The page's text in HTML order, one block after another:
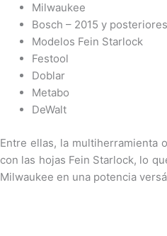
Milwaukee
Bosch – 2015 y posteriores
Modelos Fein Starlock
Festool
Doblar
Metabo
DeWalt
Entre ellas, la multiherramienta
con las hojas Fein Starlock, lo
Milwaukee en una potencia